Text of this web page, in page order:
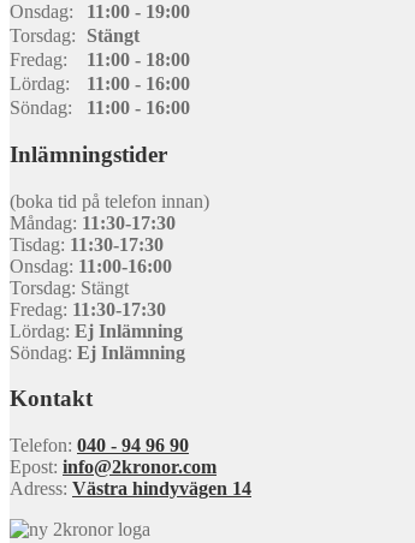
Onsdag:
11:00 - 19:00
Torsdag:
Stängt
Fredag:
11:00 - 18:00
Lördag:
11:00 - 16:00
Söndag:
11:00 - 16:00
Inlämningstider
(boka tid på telefon innan)
Måndag: 11:30-17:30
Tisdag: 11:30-17:30
Onsdag: 11:00-16:00
Torsdag: Stängt
Fredag: 11:30-17:30
Lördag: Ej Inlämning
Söndag: Ej Inlämning
Kontakt
Telefon: 040 - 94 96 90
Epost: info@2kronor.com
Adress: Västra hindyvägen 14